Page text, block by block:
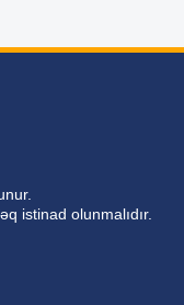
istinad olunmalıdır.